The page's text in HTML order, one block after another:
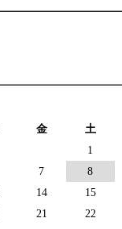
金
土
1
7
8
14
15
21
22